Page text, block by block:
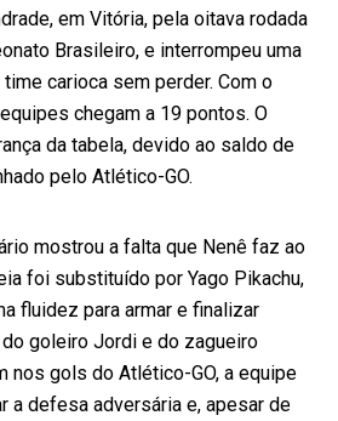
em Vitória, pela oitava rodada
Brasileiro, e interrompeu uma
carioca sem perder. Com o
chegam a 19 pontos. O
da tabela, devido ao saldo de
pelo Atlético-GO.
mostrou a falta que Nenê faz ao
foi substituído por Yago Pikachu,
fluidez para armar e finalizar
goleiro Jordi e do zagueiro
nos gols do Atlético-GO, a equipe
a defesa adversária e, apesar de